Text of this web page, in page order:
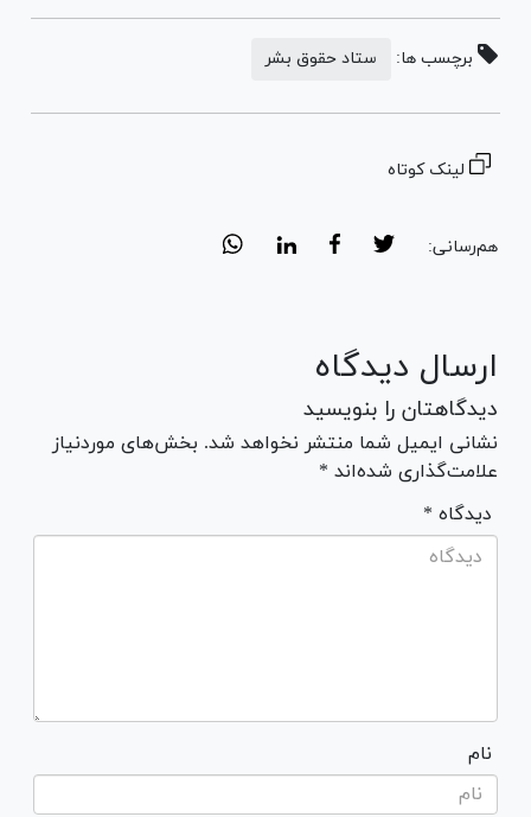
برچسب ها: ستاد حقوق بشر
لینک کوتاه
هم‌رسانی:
ارسال دیدگاه
دیدگاهتان را بنویسید
نشانی ایمیل شما منتشر نخواهد شد. بخش‌های موردنیاز
علامت‌گذاری شده‌اند *
* دیدگاه
نام